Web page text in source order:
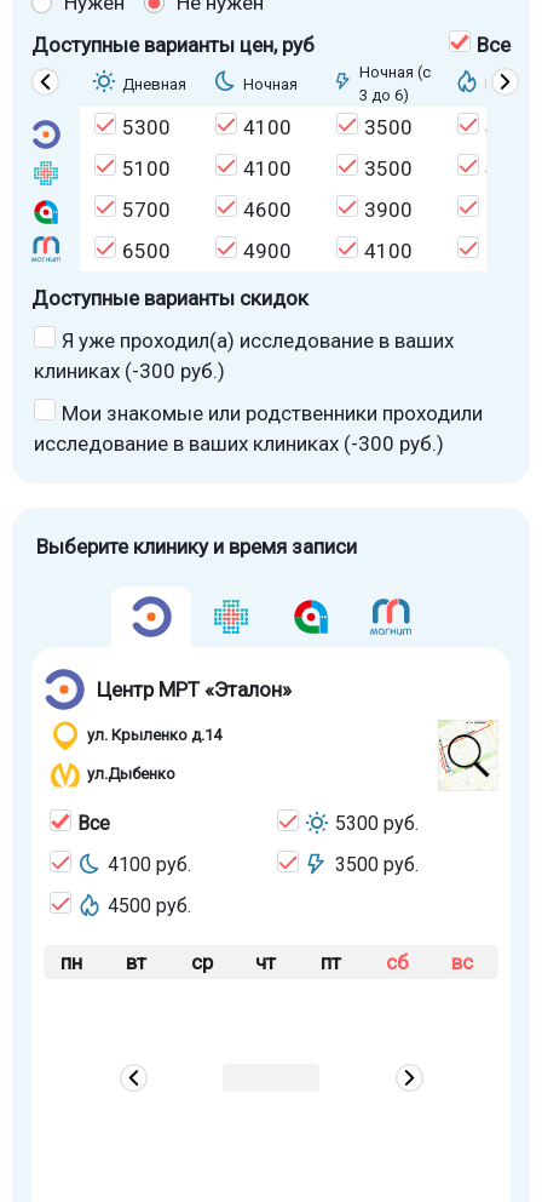
Доступные варианты цен, руб Все
Дневная Ночная
Ночная (с
3 до 6)
5300 4100 3500
4500
5100
4100 3500
4500
5700
4600 3900
6500
4900 4100
Доступные варианты скидок
Я уже проходил(а) исследование в ваших
клиниках (-300 руб.)
Мои знакомые или родственники проходили
исследование в ваших клиниках (-300 руб.)
Выберите клинику и время записи
Центр МРТ «Эталон»
ул. Крыленко д.14
ул.Дыбенко
Все
5300 руб.
4100 руб.
3500 руб.
4500 руб.
пн вт ср чт пт сб вс